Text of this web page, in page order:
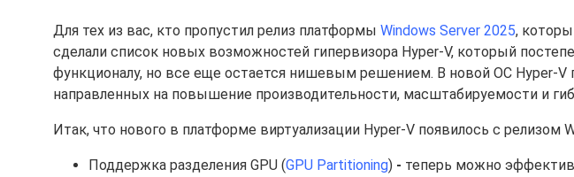
Для тех из вас, кто пропустил релиз платформы Windows Server 2025,
сделали список новых возможностей гипервизора Hyper-V, который
функционалу, но все еще остается нишевым решением. В новой ОС Hyper-V
направленных на повышение производительности, масштабируемости и
Итак, что нового в платформе виртуализации Hyper-V появилось с релизом
Поддержка разделения GPU (GPU Partitioning) - теперь можно